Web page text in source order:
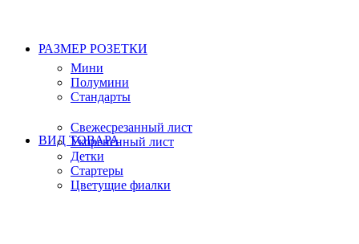
РАЗМЕР РОЗЕТКИ
Мини
Полумини
Стандарты
ВИД ТОВАРА
Свежесрезанный лист
Укорененный лист
Детки
Стартеры
Цветущие фиалки